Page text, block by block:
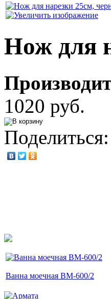
Нож для
1020 руб.
Поделиться:
Ванна моечная ВМ-600/2